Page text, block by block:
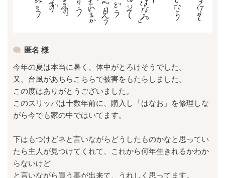
匿名 様
今年の夏は本当に暑く、体中がとろけそうでした。
又、台風があちらこちらで被害をもたらしました。
この度はありがとうございました。
このスリッパは十数年前に、購入し「はなお」を修理しな
がら今でも家の中ではいてます。
下はもつけどネと言いながらどうしたものかなと思ってい
たら主人が見つけてくれて、これから何年生きれるかわか
らないけど
と言いながら買う事が出来て、うれしく思ってます。